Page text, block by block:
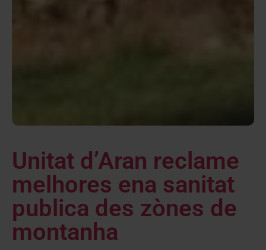
Unitat d’Aran reclame
melhores ena sanitat
publica des zònes de
montanha